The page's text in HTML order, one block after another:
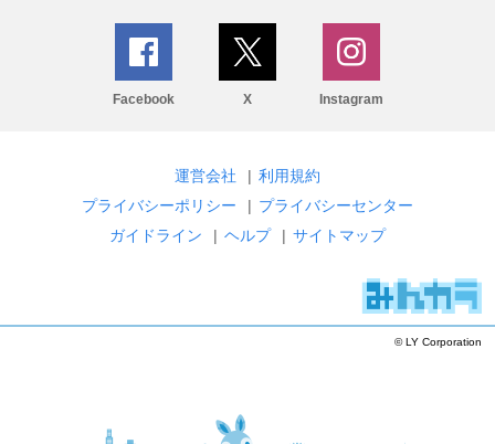
Facebook X Instagram
運営会社 | 利用規約
プライバシーポリシー
| プライバシーセンター
ガイドライン
| ヘルプ | サイトマップ
© LY Corporation